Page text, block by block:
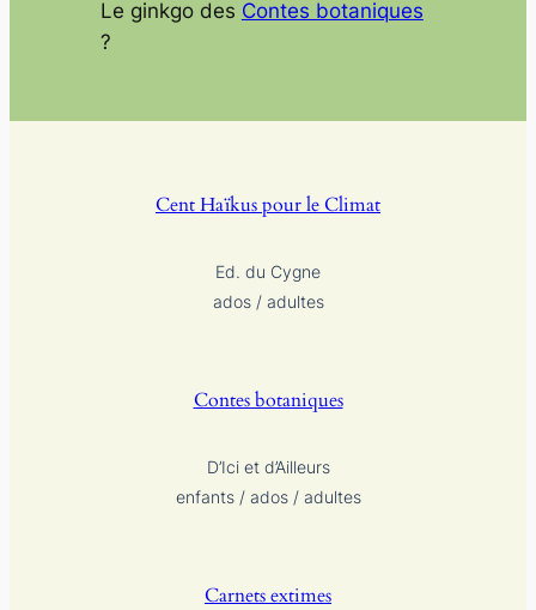
Le ginkgo des Contes botaniques
?
Cent Haïkus pour le Climat
Ed. du Cygne
ados / adultes
Contes botaniques
D’Ici et d’Ailleurs
enfants / ados / adultes
Carnets extimes